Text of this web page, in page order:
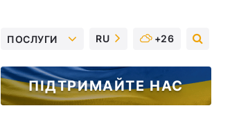
ПОСЛУГИ RU +26
ПІДТРИМАЙТЕ НАС